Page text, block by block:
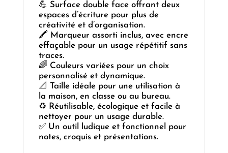
💪 Surface double face offrant deux
espaces d’écriture pour plus de
créativité et d’organisation.
🖍️ Marqueur assorti inclus, avec encre
effaçable pour un usage répétitif sans
traces.
🌈 Couleurs variées pour un choix
personnalisé et dynamique.
📐 Taille idéale pour une utilisation à
la maison, en classe ou au bureau.
♻️ Réutilisable, écologique et facile à
nettoyer pour un usage durable.
✅ Un outil ludique et fonctionnel pour
notes, croquis et présentations.